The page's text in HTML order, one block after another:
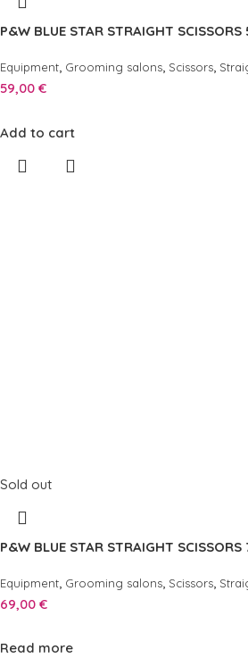
P&W BLUE STAR STRAIGHT SCISSORS
Equipment, Grooming salons, Scissors,
59,00 €
Add to cart
Sold out
P&W BLUE STAR STRAIGHT SCISSORS
Equipment Grooming salons Scissors
69,00 €
Read more